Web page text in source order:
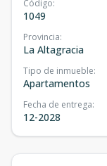
Código:
1049
Provincia:
La Altagracia
Tipo de inmueble:
Apartamentos
Fecha de entrega:
12-2028